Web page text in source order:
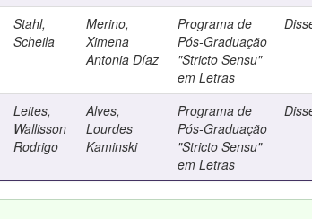
Stahl,
Scheila
Merino,
Ximena
Antonia Díaz
Programa de
Pós-Graduação
"Stricto Sensu"
em Letras
Leites,
Wallisson
Rodrigo
Alves,
Lourdes
Kaminski
Programa de
Pós-Graduação
"Stricto Sensu"
em Letras